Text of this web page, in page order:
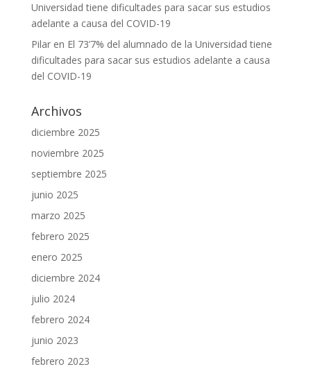
Universidad tiene dificultades para sacar sus estudios
adelante a causa del COVID-19
Pilaren El 73’7% del alumnado de la Universidad tiene
dificultades para sacar sus estudios adelante a causa
del COVID-19
Archivos
diciembre 2025
noviembre 2025
septiembre 2025
junio 2025
marzo 2025
febrero 2025
enero 2025
diciembre 2024
julio 2024
febrero 2024
junio 2023
febrero 2023